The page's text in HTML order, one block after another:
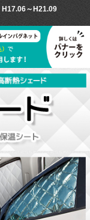
H17.06～H21.09